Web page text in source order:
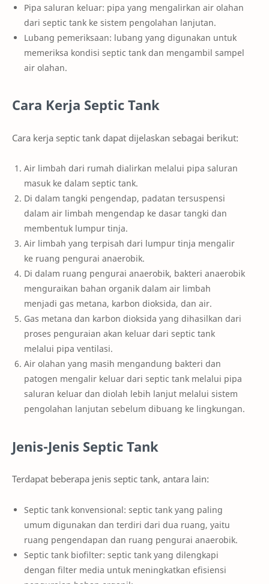
Pipa saluran keluar: pipa yang mengalirkan air olahan
dari septic tank ke sistem pengolahan lanjutan.
Lubang pemeriksaan: lubang yang digunakan untuk
memeriksa kondisi septic tank dan mengambil sampel
air olahan.
Cara Kerja Septic Tank
Cara kerja septic tank dapat dijelaskan sebagai berikut:
Air limbah dari rumah dialirkan melalui pipa saluran
masuk ke dalam septic tank.
Di dalam tangki pengendap, padatan tersuspensi
dalam air limbah mengendap ke dasar tangki dan
membentuk lumpur tinja.
Air limbah yang terpisah dari lumpur tinja mengalir
ke ruang pengurai anaerobik.
Di dalam ruang pengurai anaerobik, bakteri anaerobik
menguraikan bahan organik dalam air limbah
menjadi gas metana, karbon dioksida, dan air.
Gas metana dan karbon dioksida yang dihasilkan dari
proses penguraian akan keluar dari septic tank
melalui pipa ventilasi.
Air olahan yang masih mengandung bakteri dan
patogen mengalir keluar dari septic tank melalui pipa
saluran keluar dan diolah lebih lanjut melalui sistem
pengolahan lanjutan sebelum dibuang ke lingkungan.
Jenis-Jenis Septic Tank
Terdapat beberapa jenis septic tank, antara lain:
Septic tank konvensional: septic tank yang paling
umum digunakan dan terdiri dari dua ruang, yaitu
ruang pengendapan dan ruang pengurai anaerobik.
Septic tank biofilter: septic tank yang dilengkapi
dengan filter media untuk meningkatkan efisiensi